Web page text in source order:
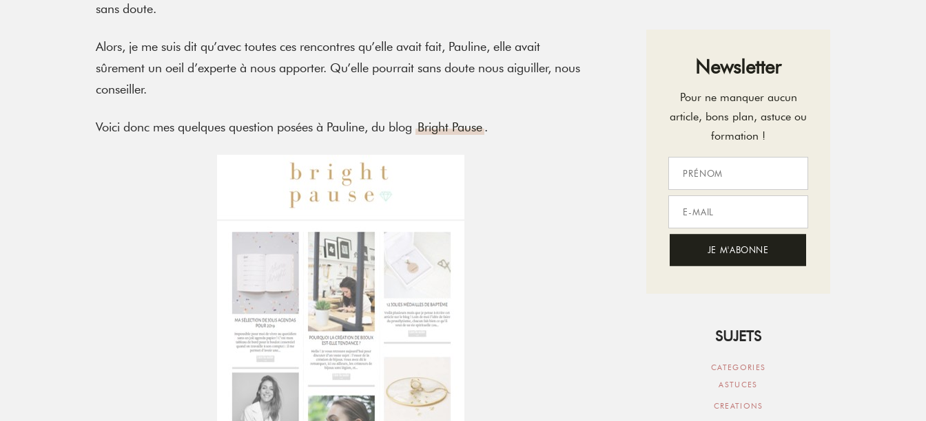
sans doute.
Alors, je me suis dit qu’avec toutes ces rencontres qu’elle avait fait, Pauline, elle avait
sûrement un oeil d’experte à nous apporter. Qu’elle pourrait sans doute nous aiguiller, nous
conseiller.
Voici donc mes quelques question posées à Pauline, du blogBright Pause.
Newsletter
Pour ne manquer aucun
article, bons plan, astuce ou
formation !
SUJETS
CATEGORIES
ASTUCES
CREATIONS